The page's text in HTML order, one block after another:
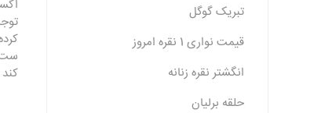
تبریک گوگل
قیمت نواری 1 نقره امروز
انگشتر نقره زنانه
حلقه برلیان